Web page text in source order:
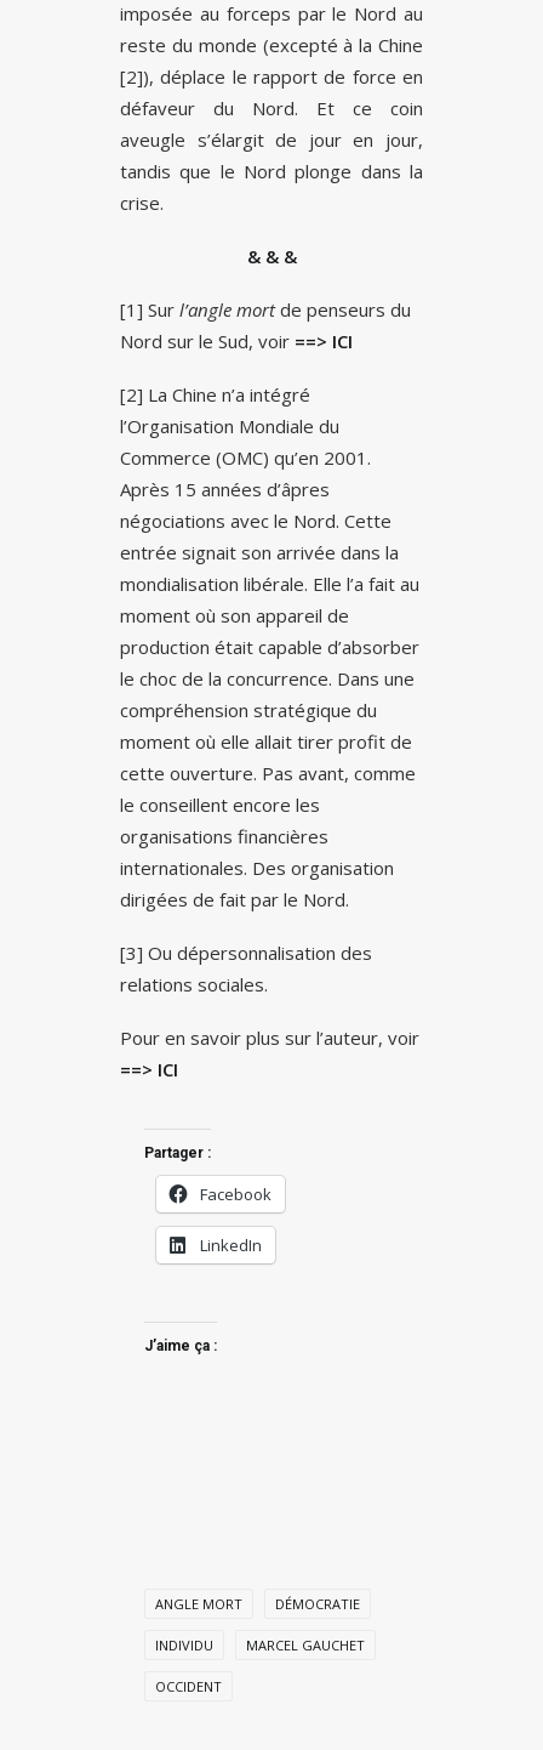
imposée au forceps par le Nord au
reste du monde (excepté à la Chine
[2]), déplace le rapport de force en
défaveur du Nord. Et ce coin
aveugle s’élargit de jour en jour,
tandis que le Nord plonge dans la
crise.
& & &
[1] Sur l’angle mortde penseurs du
Nord sur le Sud, voir ==> ICI
[2] La Chine n’a intégré
l’Organisation Mondiale du
Commerce (OMC) qu’en 2001.
Après 15 années d’âpres
négociations avec le Nord. Cette
entrée signait son arrivée dans la
mondialisation libérale. Elle l’a fait au
moment où son appareil de
production était capable d’absorber
le choc de la concurrence. Dans une
compréhension stratégique du
moment où elle allait tirer profit de
cette ouverture. Pas avant, comme
le conseillent encore les
organisations financières
internationales. Des organisation
dirigées de fait par le Nord.
[3] Ou dépersonnalisation des
relations sociales.
Pour en savoir plus sur l’auteur, voir
==> ICI
Partager :
Facebook
LinkedIn
J’aime ça :
ANGLE MORT DÉMOCRATIE
INDIVIDU MARCEL GAUCHET
OCCIDENT